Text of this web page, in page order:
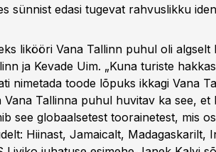
sünnist edasi tugevat rahvuslikku
likööri Vana Tallinn puhul oli algselt
ja Kevade Uim. „Kuna turiste
nimetada toode lõpuks ikkagi Vana
Vana Tallinna puhul huvitav ka see, et
see globaalsetest toorainetest, mis
Hiinast, Jamaicalt, Madagaskarilt,